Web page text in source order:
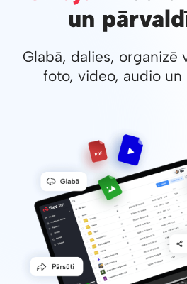
un
Glabā, dalies, organizē
foto, video, audio un